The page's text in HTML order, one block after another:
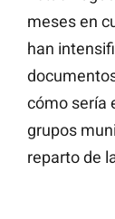
meses en
han
cómo sería
grupos
reparto de